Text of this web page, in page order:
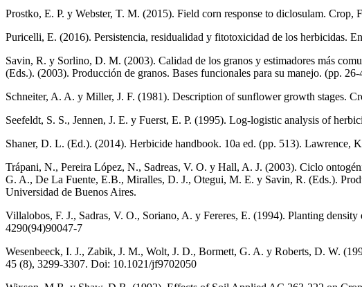
Prostko, E. P. y Webster, T. M. (2015). Field corn response to diclosulam.
Puricelli, E. (2016). Persistencia, residualidad y fitotoxicidad de los herbicidas.
Savin, R. y Sorlino, D. M. (2003). Calidad de los granos y estimadores más
(Eds.). (2003). Producción de granos. Bases funcionales para su manejo. (pp.
Schneiter, A. A. y Miller, J. F. (1981). Description of sunflower growth stages.
Seefeldt, S. S., Jennen, J. E. y Fuerst, E. P. (1995). Log-logistic analysis of
Shaner, D. L. (Ed.). (2014). Herbicide handbook. 10a ed. (pp. 513). Lawrence,
Trápani, N., Pereira López, N., Sadreas, V. O. y Hall, A. J. (2003). Ciclo
G. A., De La Fuente, E.B., Miralles, D. J., Otegui, M. E. y Savin, R. (Eds.).
Universidad de Buenos Aires.
Villalobos, F. J., Sadras, V. O., Soriano, A. y Fereres, E. (1994). Planting
4290(94)90047-7
Wesenbeeck, I. J., Zabik, J. M., Wolt, J. D., Bormett, G. A. y Roberts, D. W.
45 (8), 3299-3307. Doi: 10.1021/jf9702050